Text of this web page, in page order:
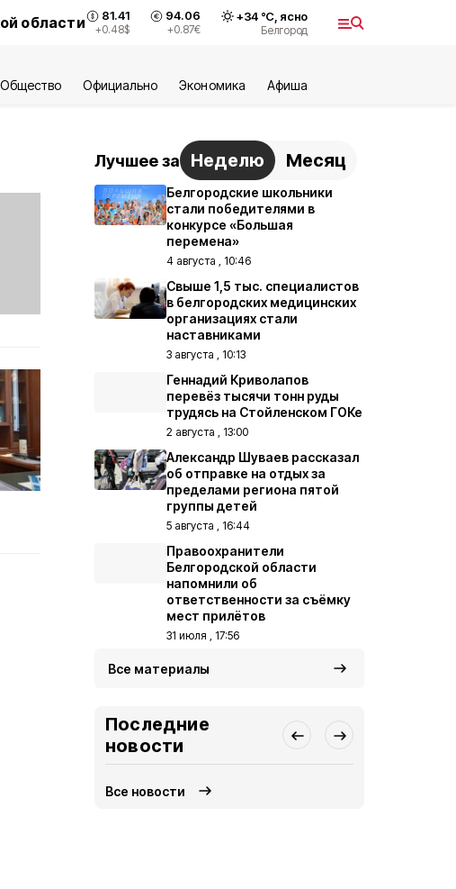
области 81.41
+0.48$
94.06
+0.87€
+34°С, ясно
Белгород
Общество Официально Экономика Aфиша
Лучшее за Неделю Месяц
Белгородские школьники
стали победителями в
конкурсе «Большая
перемена»
4 августа , 10:46
Свыше 1,5 тыс. специалистов
в белгородских медицинских
организациях стали
наставниками
3 августа , 10:13
Геннадий Криволапов
перевёз тысячи тонн руды
трудясь на Стойленском ГОКе
2 августа , 13:00
Александр Шуваев рассказал
об отправке на отдых за
пределами региона пятой
группы детей
5 августа , 16:44
Правоохранители
Белгородской области
напомнили об
ответственности за съёмку
мест прилётов
31 июля , 17:56
Все материалы
Последние
новости
Все новости